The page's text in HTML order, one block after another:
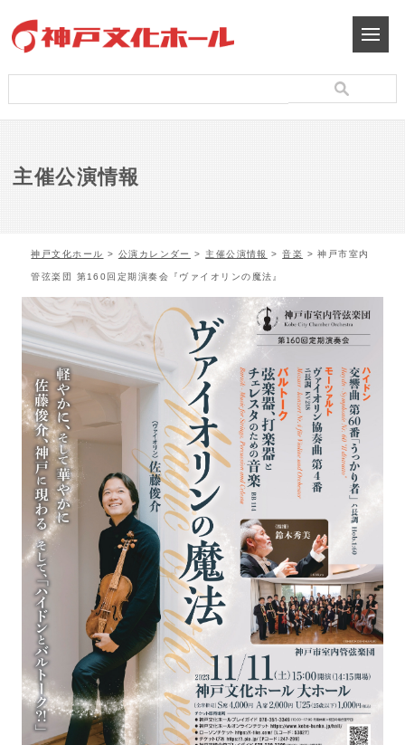
主催公演情報
神戸文化ホール > 公演カレンダー > 主催公演情報 >音楽 > 神戸市室内
管弦楽団 第160回定期演奏会『ヴァイオリンの魔法』